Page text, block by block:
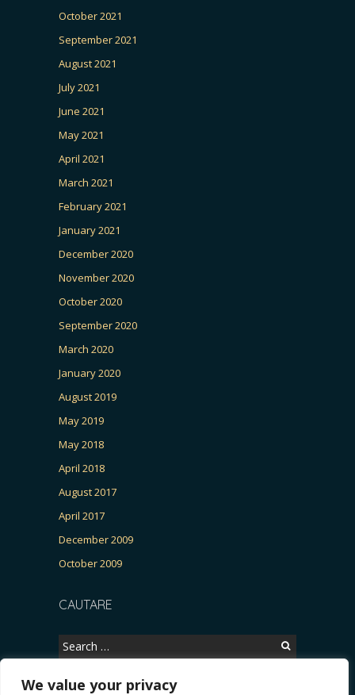
We value your privacy
October 2021
September 2021
August 2021
July 2021
June 2021
May 2021
April 2021
March 2021
February 2021
January 2021
December 2020
November 2020
October 2020
September 2020
March 2020
January 2020
August 2019
May 2019
May 2018
April 2018
August 2017
April 2017
December 2009
October 2009
CAUTARE
Search
for: